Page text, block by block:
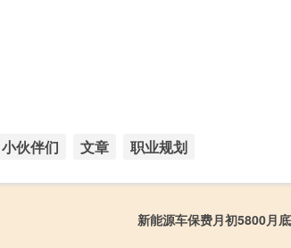
小伙伴们 文章 职业规划
新能源车保费月初5800月